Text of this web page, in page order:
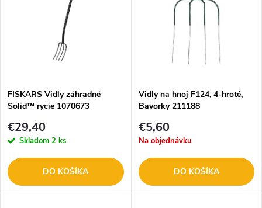
e
p
r
o
s
p
r
o
FISKARS Vidly záhradné
Solid™ rycie 1070673
€29,40
Skladom 2 ks
DO KOŠÍKA
Vidly na hnoj F124, 4-hroté,
Bavorky 211188
€5,60
Na objednávku
DO KOŠÍKA